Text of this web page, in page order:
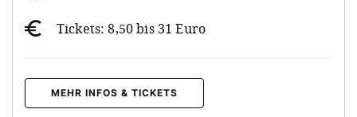
Tickets: 8,50 bis 31 Euro
MEHR INFOS & TICKETS